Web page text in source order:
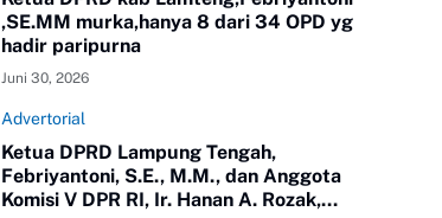
,SE.MM murka,hanya 8 dari 34 OPD yg
hadir paripurna
Juni 30, 2026
Advertorial
Ketua DPRD Lampung Tengah,
Febriyantoni, S.E., M.M., dan Anggota
Komisi V DPR RI, Ir. Hanan A. Rozak,